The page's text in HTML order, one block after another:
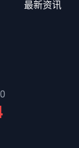
最新资讯